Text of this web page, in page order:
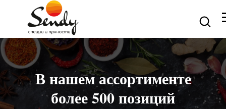
В нашем ассортименте
более 500 позиций